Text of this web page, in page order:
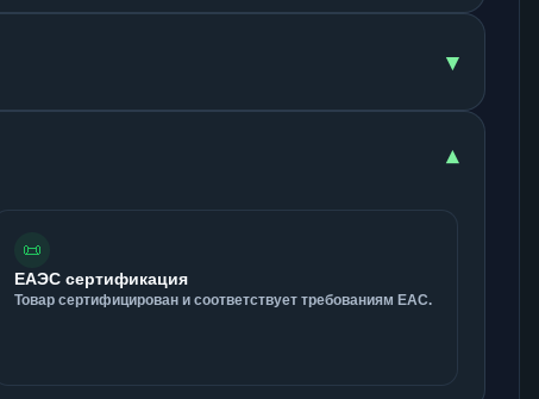
▾
▾
📜
ЕАЭС сертификация
Товар сертифицирован и соответствует требованиям ЕАС.